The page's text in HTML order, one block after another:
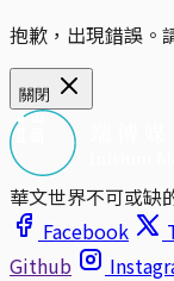
抱歉，出現錯誤。
關閉
華文世界不可或缺
Facebook
Github